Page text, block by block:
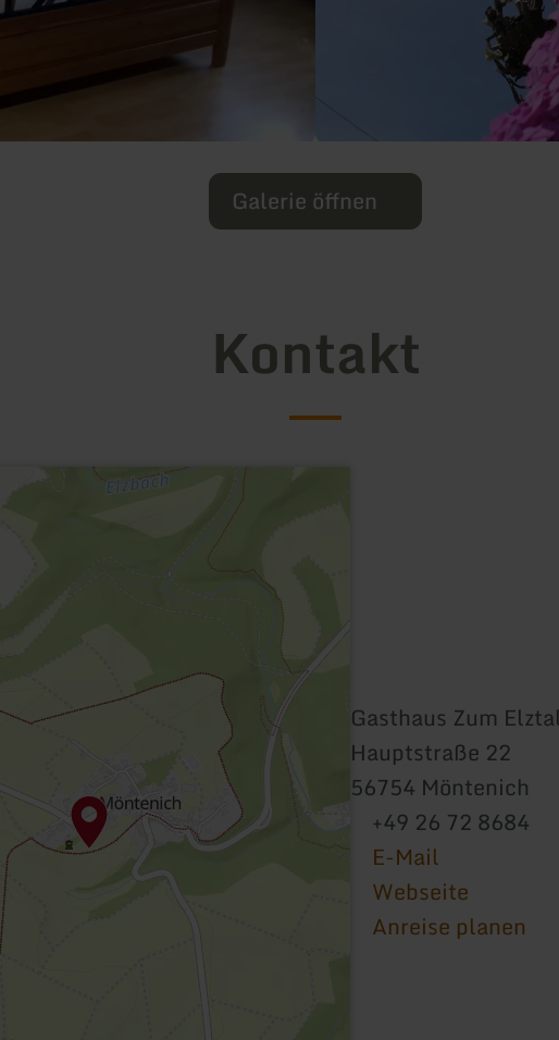
Galerie öffnen
Kontakt
Gasthaus Zum
Hauptstraße 22
56754 Möntenich
+49 26 72 8684
E-Mail
Webseite
Anreise planen